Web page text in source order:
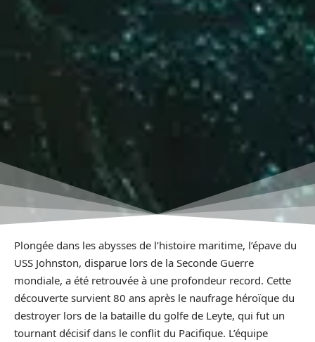
Plongée dans les abysses de l’histoire maritime, l’épave du
USS Johnston, disparue lors de la Seconde Guerre
mondiale, a été retrouvée à une profondeur record. Cette
découverte survient 80 ans après le naufrage héroïque du
destroyer lors de la bataille du golfe de Leyte, qui fut un
tournant décisif dans le conflit du Pacifique. L’équipe